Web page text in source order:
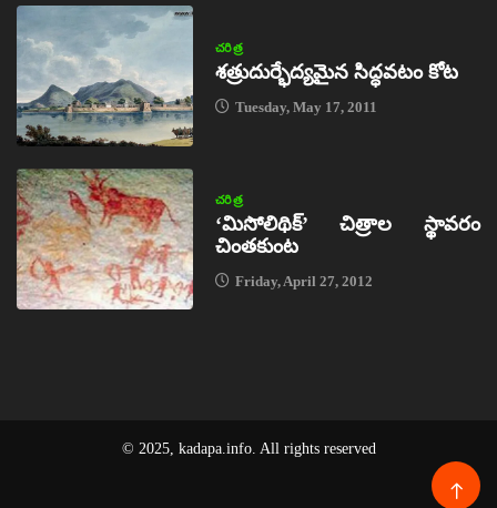
చరిత్ర
శత్రుదుర్భేద్యమైన సిద్ధవటం కోట
Tuesday, May 17, 2011
చరిత్ర
‘మిసోలిథిక్‌’ చిత్రాల స్థావరం
చింతకుంట
Friday, April 27, 2012
© 2025, kadapa.info. All rights reserved